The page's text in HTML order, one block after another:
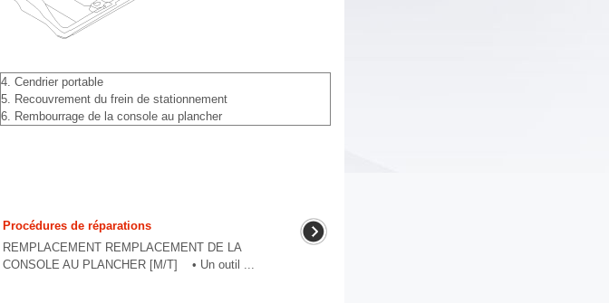
4. Cendrier portable
5. Recouvrement du frein de stationnement
6. Rembourrage de la console au plancher
Procédures de réparations
REMPLACEMENT REMPLACEMENT DE LA
CONSOLE AU PLANCHER [M/T] • Un outil ...